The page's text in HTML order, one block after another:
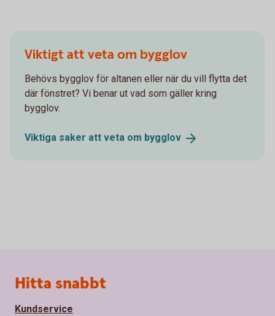
Viktigt att veta om bygglov
Behövs bygglov för altanen eller när du vill flytta det
där fönstret? Vi benar ut vad som gäller kring
bygglov.
Viktiga saker att veta om bygglov
Sidfot
Hitta snabbt
Kundservice